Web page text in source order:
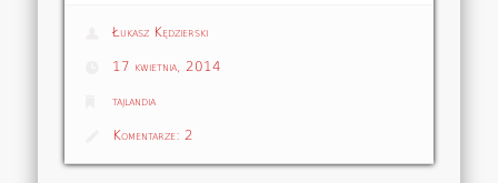
Łukasz Kędzierski
17 kwietnia, 2014
tajlandia
Komentarze:2